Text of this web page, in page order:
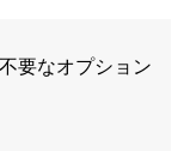
要なオプション